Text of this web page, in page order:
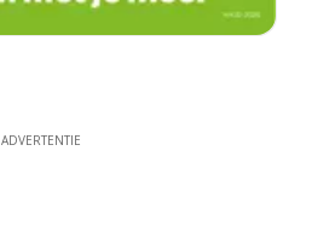
ADVERTENTIE